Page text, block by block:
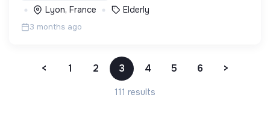
Lyon, France
Elderly
3 months ago
< 1 2 3 4 5 6 >
111 results